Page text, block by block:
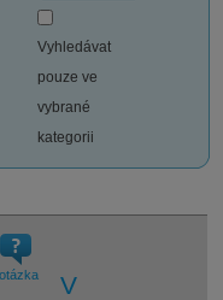
Vyhledávat
pouze ve
vybrané
kategorii
otázka
V